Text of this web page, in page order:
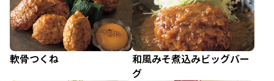
軟骨つくね
和風みそ煮込みビッグバー
グ